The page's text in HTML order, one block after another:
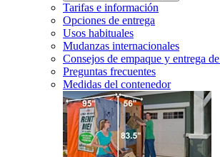
Tarifas e información
Opciones de entrega
Usos habituales
Mudanzas internacionales
Consejos de empaque y entrega de
Preguntas frecuentes
Medidas del contenedor